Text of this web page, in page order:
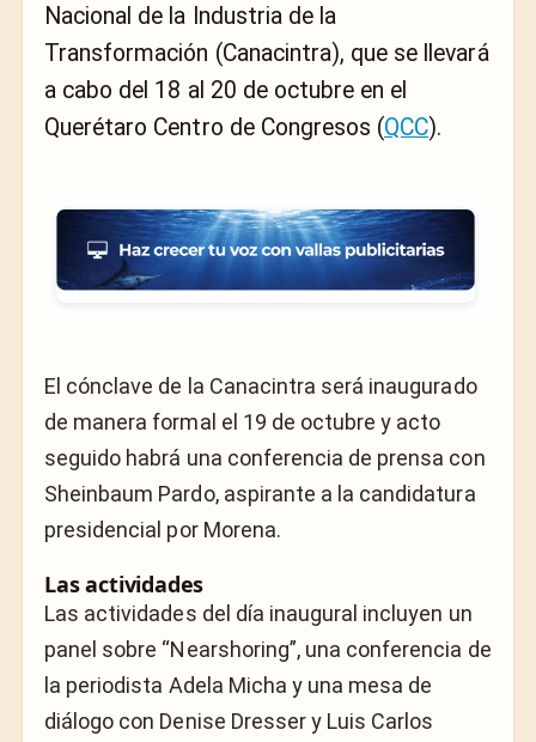
Nacional de la Industria de la
Transformación (Canacintra), que se llevará
a cabo del 18 al 20 de octubre en el
Querétaro Centro de Congresos (QCC).
El cónclave de la Canacintra será inaugurado
de manera formal el 19 de octubre y acto
seguido habrá una conferencia de prensa con
Sheinbaum Pardo, aspirante a la candidatura
presidencial por Morena.
Las actividades
Las actividades del día inaugural incluyen un
panel sobre “Nearshoring”, una conferencia de
la periodista Adela Micha y una mesa de
diálogo con Denise Dresser y Luis Carlos